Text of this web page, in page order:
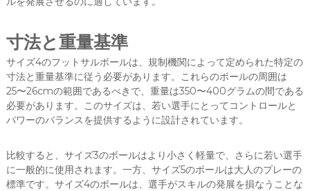
寸法と重量基準
サイズ4のフットサルボールは、規制機関によって定められた特定の
寸法と重量基準に従う必要があります。これらのボールの周囲は
25〜26cmの範囲であるべきで、重量は350〜400グラムの間である
必要があります。このサイズは、若い選手にとってコントロールと
パワーのバランスを提供するように設計されています。
比較すると、サイズ3のボールはより小さく軽量で、さらに若い選手
に一般的に使用されます。一方、サイズ5のボールは大人のプレーの
標準です。サイズ4のボールは、選手がスキルの発展を損なうことな